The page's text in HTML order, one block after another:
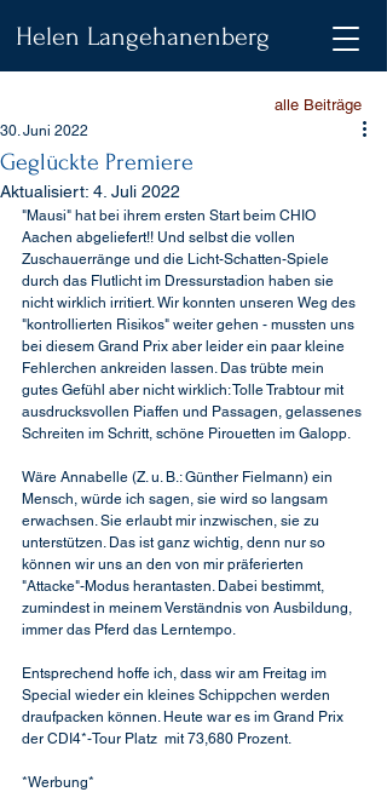
Helen Langehanenberg
alle Beiträge
Geglückte Premiere
30. Juni 2022
Aktualisiert: 4. Juli 2022
"Mausi" hat bei ihrem ersten Start beim CHIO
Aachen abgeliefert!! Und selbst die vollen
Zuschauerränge und die Licht-Schatten-Spiele
durch das Flutlicht im Dressurstadion haben sie
nicht wirklich irritiert. Wir konnten unseren Weg des
"kontrollierten Risikos" weiter gehen - mussten uns
bei diesem Grand Prix aber leider ein paar kleine
Fehlerchen ankreiden lassen. Das trübte mein
gutes Gefühl aber nicht wirklich: Tolle Trabtour mit
ausdrucksvollen Piaffen und Passagen, gelassenes
Schreiten im Schritt, schöne Pirouetten im Galopp.
Wäre Annabelle (Z. u. B.: Günther Fielmann) ein
Mensch, würde ich sagen, sie wird so langsam
erwachsen. Sie erlaubt mir inzwischen, sie zu
unterstützen. Das ist ganz wichtig, denn nur so
können wir uns an den von mir präferierten
"Attacke"-Modus herantasten. Dabei bestimmt,
zumindest in meinem Verständnis von Ausbildung,
immer das Pferd das Lerntempo.
Entsprechend hoffe ich, dass wir am Freitag im
Special wieder ein kleines Schippchen werden
draufpacken können. Heute war es im Grand Prix
der CDI4*-Tour Platz  mit 73,680 Prozent.
*Werbung*